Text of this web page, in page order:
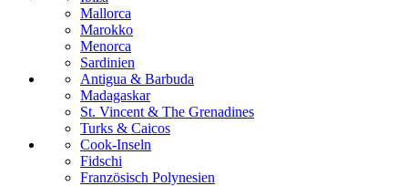
Mallorca
Marokko
Menorca
Sardinien
Antigua & Barbuda
Madagaskar
St. Vincent & The Grenadines
Turks & Caicos
Cook-Inseln
Fidschi
Französisch Polynesien